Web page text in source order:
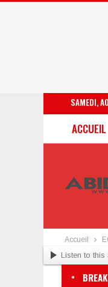
SAMEDI,
ACCUEIL
Accueil
Listen to this